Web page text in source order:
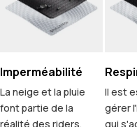
Imperméabilité
La neige et la pluie
font partie de la
réalité des riders.
Il est
gérer
qui